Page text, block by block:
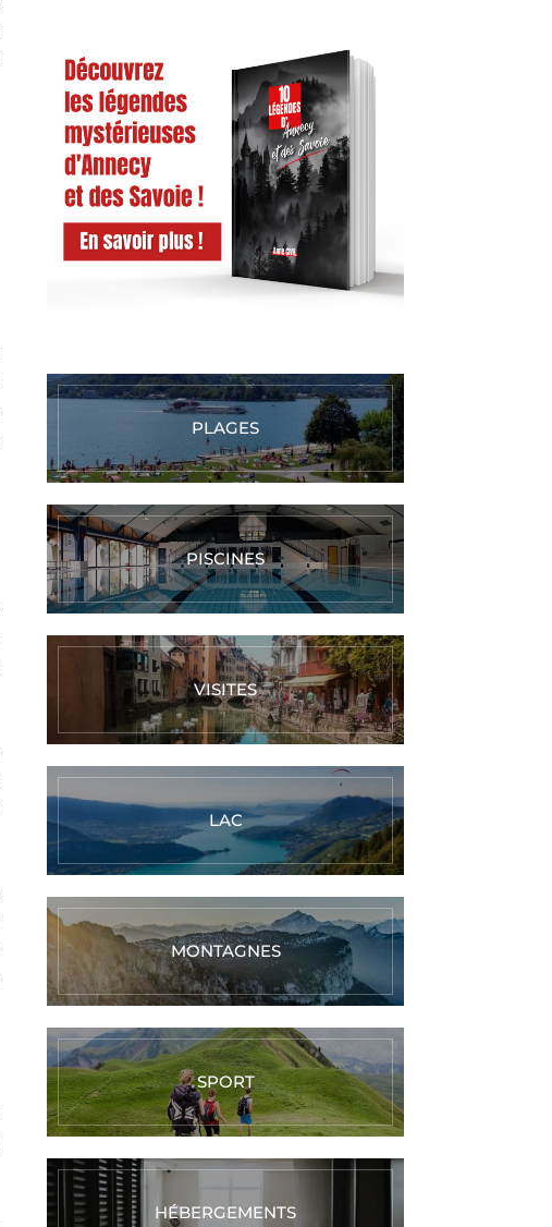
PLAGES
PISCINES
VISITES
LAC
MONTAGNES
SPORT
HÉBERGEMENTS